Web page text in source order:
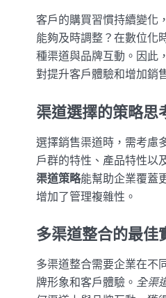
客戶的購買習慣持續變化
能夠及時調整？在數位化
種渠道與品牌互動。因此
對提升客戶體驗和增加銷
渠道選擇的策略思
選擇銷售渠道時，需考慮
戶群的特性、產品特性以
渠道策略能幫助企業覆蓋
增加了管理複雜性。
多渠道整合的最佳
多渠道整合需要企業在不
牌形象和客戶體驗。 全渠